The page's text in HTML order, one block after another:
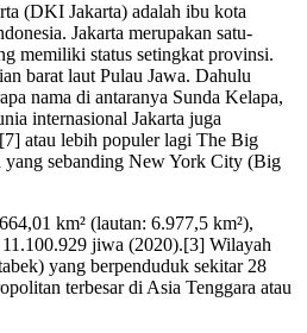
(DKI Jakarta) adalah ibu kota
Jakarta merupakan satu-
memiliki status setingkat provinsi.
barat laut Pulau Jawa. Dahulu
nama di antaranya Sunda Kelapa,
internasional Jakarta juga
atau lebih populer lagi The Big
yang sebanding New York City (Big
km² (lautan: 6.977,5 km²),
jiwa (2020).[3] Wilayah
yang berpenduduk sekitar 28
terbesar di Asia Tenggara atau